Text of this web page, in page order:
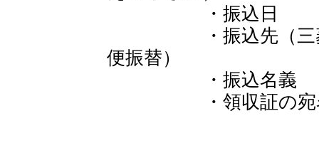
・振込日
・振込先（三菱東
便振替）
・振込名義
・領収証の宛